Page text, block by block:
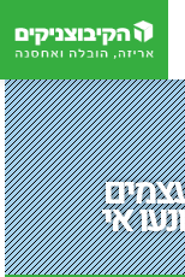
– 10 העצמים
אי